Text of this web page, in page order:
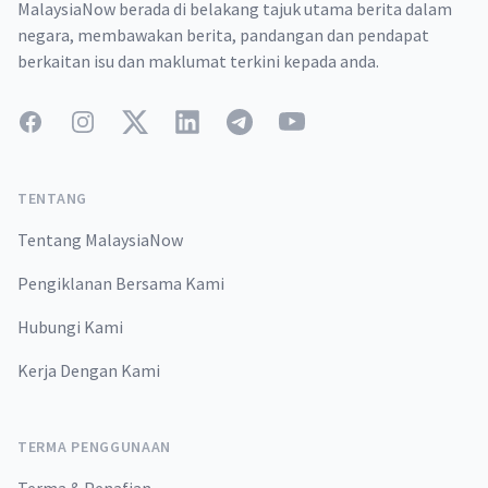
MalaysiaNow berada di belakang tajuk utama berita dalam
negara, membawakan berita, pandangan dan pendapat
berkaitan isu dan maklumat terkini kepada anda.
FacebookInstagramTwitterLinkedInTelegramYouTube
TENTANG
Tentang MalaysiaNow
Pengiklanan Bersama Kami
Hubungi Kami
Kerja Dengan Kami
TERMA PENGGUNAAN